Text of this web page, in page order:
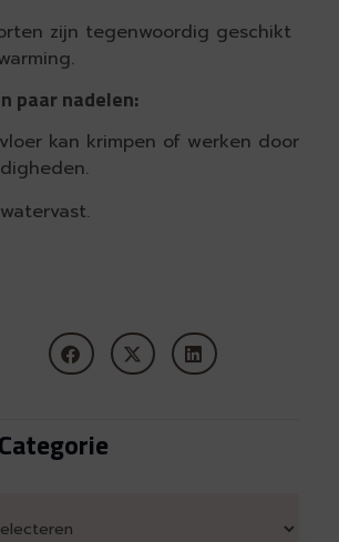
zijn tegenwoordig geschikt
paar nadelen:
kan krimpen of werken door